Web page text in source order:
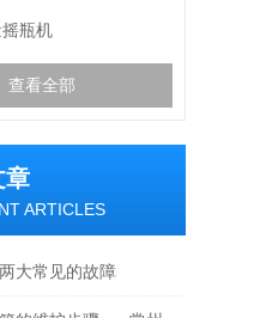
瓶机
查看全部
章
ARTICLES
大常见的故障